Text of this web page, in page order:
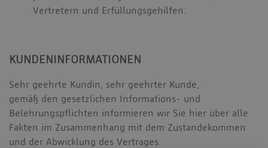
Vertretern und Erfüllungsgehilfen.
KUNDENINFORMATIONEN
Sehr geehrte Kundin, sehr geehrter Kunde,
gemäß den gesetzlichen Informations- und
Belehrungspflichten informieren wir Sie hier über alle
Fakten im Zusammenhang mit dem Zustandekommen
und der Abwicklung des Vertrages.